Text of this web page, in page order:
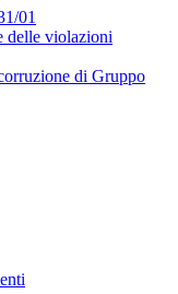
01
delle violazioni
di Gruppo